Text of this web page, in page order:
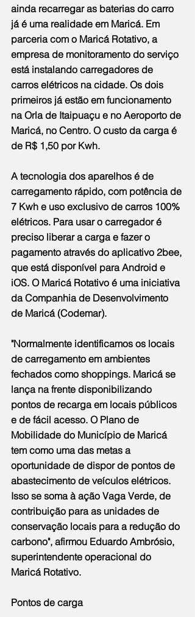
ainda recarregar as baterias do carro
já é uma realidade em Maricá. Em
parceria com o Maricá Rotativo, a
empresa de monitoramento do serviço
está instalando carregadores de
carros elétricos na cidade. Os dois
primeiros já estão em funcionamento
na Orla de Itaipuaçu e no Aeroporto de
Maricá, no Centro. O custo da carga é
de R$ 1,50 por Kwh.
A tecnologia dos aparelhos é de
carregamento rápido, com potência de
7 Kwh e uso exclusivo de carros 100%
elétricos. Para usar o carregador é
preciso liberar a carga e fazer o
pagamento através do aplicativo 2bee,
que está disponível para Android e
iOS. O Maricá Rotativo é uma iniciativa
da Companhia de Desenvolvimento
de Maricá (Codemar).
"Normalmente identificamos os locais
de carregamento em ambientes
fechados como shoppings. Maricá se
lança na frente disponibilizando
pontos de recarga em locais públicos
e de fácil acesso. O Plano de
Mobilidade do Município de Maricá
tem como uma das metas a
oportunidade de dispor de pontos de
abastecimento de veículos elétricos.
Isso se soma à ação Vaga Verde, de
contribuição para as unidades de
conservação locais para a redução do
carbono", afirmou Eduardo Ambrósio,
superintendente operacional do
Maricá Rotativo.
Pontos de carga